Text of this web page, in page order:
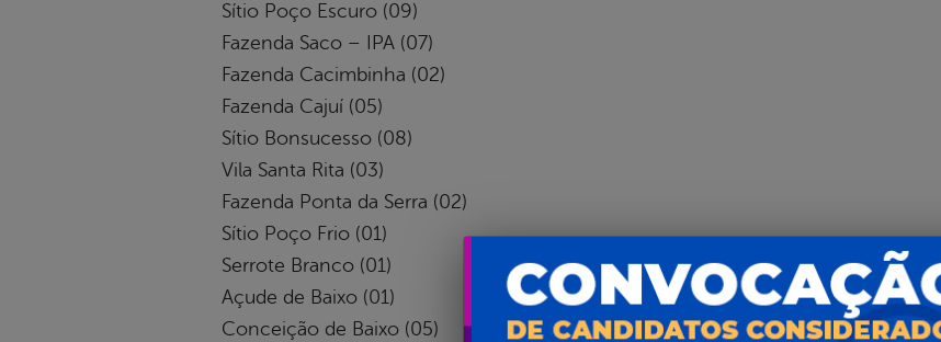
Sítio Poço Escuro (09)
Fazenda Saco – IPA (07)
Fazenda Cacimbinha (02)
Fazenda Cajuí (05)
Sítio Bonsucesso (08)
Vila Santa Rita (03)
Fazenda Ponta da Serra (02)
Sítio Poço Frio (01)
Serrote Branco (01)
Açude de Baixo (01)
Conceição de Baixo (05)